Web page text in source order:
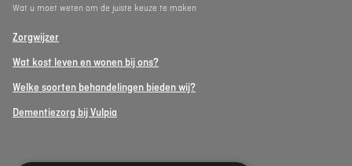
Wat u moet weten om de juiste keuze te maken
Zorgwijzer
Wat kost leven en wonen bij ons?
Welke soorten behandelingen bieden wij?
Dementiezorg bij Vulpia